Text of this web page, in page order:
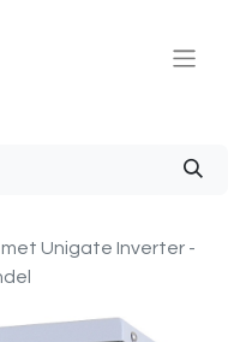
met Unigate Inverter -